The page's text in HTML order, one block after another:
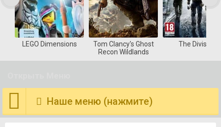
LEGO Dimensions
Tom Clancy's Ghost
Recon Wildlands
The Division
Наше меню (нажмите)